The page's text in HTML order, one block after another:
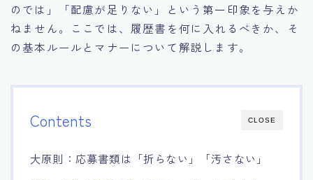
のでは」「配慮が足りない」という第一印象を与えか
ねません。ここでは、履歴書を何に入れるべきか、そ
の基本ルールとマナーについて解説します。
CLOSE
Contents
大原則：応募書類は「折らない」「汚さない」